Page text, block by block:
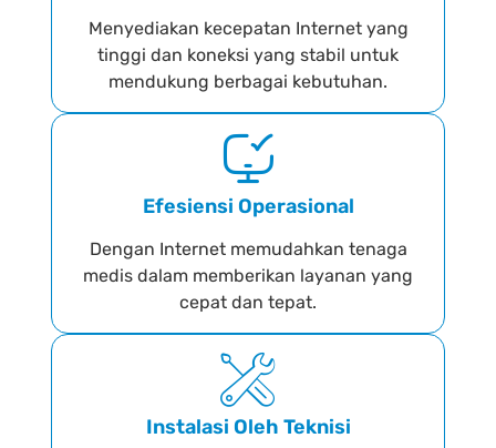
Menyediakan kecepatan Internet yang
tinggi dan koneksi yang stabil untuk
mendukung berbagai kebutuhan.
Efesiensi Operasional
Dengan Internet memudahkan tenaga
medis dalam memberikan layanan yang
cepat dan tepat.
Instalasi Oleh Teknisi